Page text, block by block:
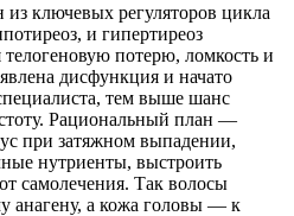
ключевых регуляторов цикла
и гипертиреоз
потерю, ломкость и
дисфункция и начато
тем выше шанс
Рациональный план —
при затяжном выпадении,
нутриенты, выстроить
самолечения. Так волосы
анагену, а кожа головы — к